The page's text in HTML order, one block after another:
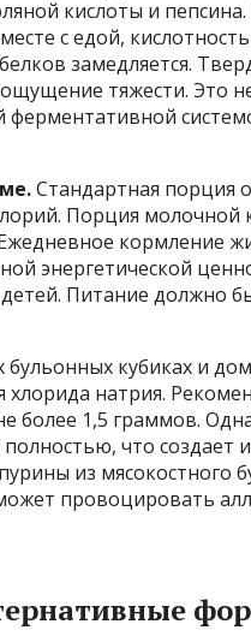
кислоты и
с едой,
замедляется.
тяжести. Это
ферментативной
Стандартная порция
Порция молочной
кормление
энергетической
Питание должно
кубиках и
натрия.
более 1,5 граммов.
что создает
из мясокостного
провоцировать